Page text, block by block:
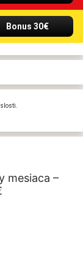
Bonus 30€
mesiaca –